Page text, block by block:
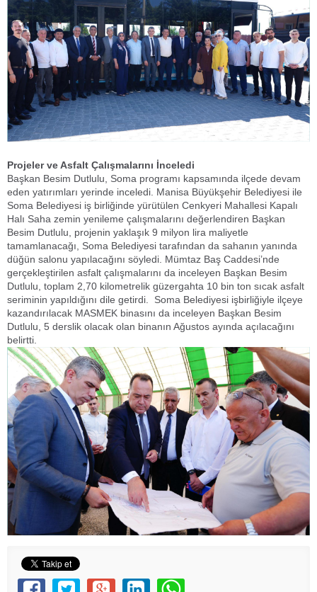
Projeler ve Asfalt Çalışmalarını İnceledi
Başkan Besim Dutlulu, Soma programı kapsamında ilçede devam
eden yatırımları yerinde inceledi. Manisa Büyükşehir Belediyesi ile
Soma Belediyesi iş birliğinde yürütülen Cenkyeri Mahallesi Kapalı
Halı Saha zemin yenileme çalışmalarını değerlendiren Başkan
Besim Dutlulu, projenin yaklaşık 9 milyon lira maliyetle
tamamlanacağı, Soma Belediyesi tarafından da sahanın yanında
düğün salonu yapılacağını söyledi. Mümtaz Baş Caddesi’nde
gerçekleştirilen asfalt çalışmalarını da inceleyen Başkan Besim
Dutlulu, toplam 2,70 kilometrelik güzergahta 10 bin ton sıcak asfalt
seriminin yapıldığını dile getirdi. Soma Belediyesi işbirliğiyle ilçeye
kazandırılacak MASMEK binasını da inceleyen Başkan Besim
Dutlulu, 5 derslik olacak olan binanın Ağustos ayında açılacağını
belirtti.